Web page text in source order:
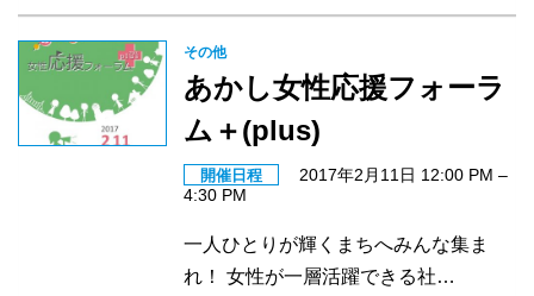
その他
あかし女性応援フォーラ
ム＋(plus)
開催日程 2017年2月11日 12:00 PM –
4:30 PM
一人ひとりが輝くまちへみんな集ま
れ！ 女性が一層活躍できる社…